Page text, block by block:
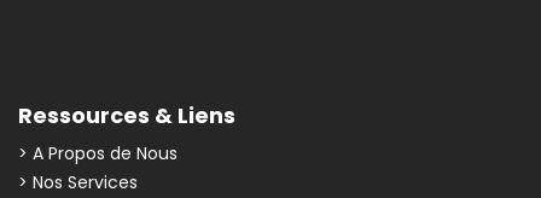
Ressources & Liens
> A Propos de Nous
> Nos Services